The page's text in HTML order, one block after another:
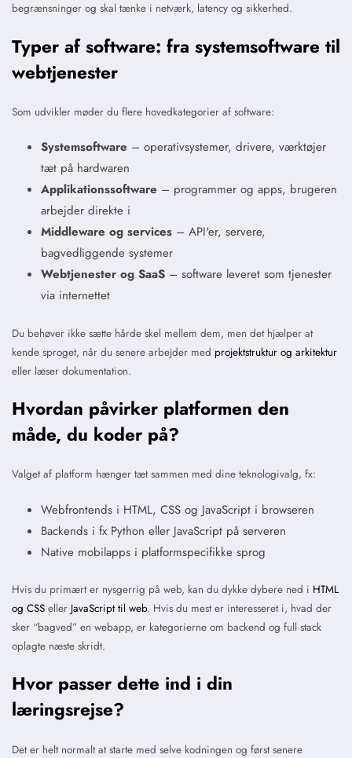
begrænsninger og skal tænke i netværk, latency og sikkerhed.
Typer af software: fra systemsoftware til
webtjenester
Som udvikler møder du flere hovedkategorier af software:
Systemsoftware – operativsystemer, drivere, værktøjer
tæt på hardwaren
Applikationssoftware – programmer og apps, brugeren
arbejder direkte i
Middleware og services– API'er, servere,
bagvedliggende systemer
Webtjenester og SaaS– software leveret som tjenester
via internettet
Du behøver ikke sætte hårde skel mellem dem, men det hjælper at
kende sproget, når du senere arbejder med projektstruktur og arkitektur
eller læser dokumentation.
Hvordan påvirker platformen den
måde, du koder på?
Valget af platform hænger tæt sammen med dine teknologivalg, fx:
Webfrontends i HTML, CSS og JavaScript i browseren
Backends i fx Python eller JavaScript på serveren
Native mobilapps i platformspecifikke sprog
Hvis du primært er nysgerrig på web, kan du dykke dybere ned i HTML
og CSS eller JavaScript til web. Hvis du mest er interesseret i, hvad der
sker “bagved” en webapp, er kategorierne om backend og full stack
oplagte næste skridt.
Hvor passer dette ind i din
læringsrejse?
Det er helt normalt at starte med selve kodningen og først senere